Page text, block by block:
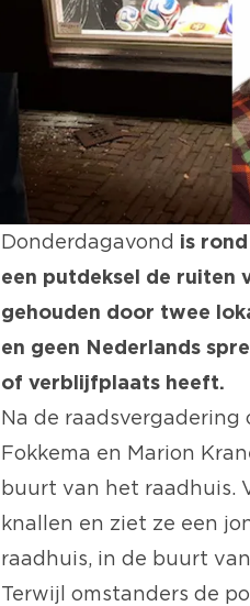
Donderdagavond is
een putdeksel de ruiten
gehouden door twee
en geen Nederlands
of verblijfplaats heeft.
Na de
Fokkema en Marion
buurt van het raadhuis.
knallen en ziet ze een
raadhuis, in de buurt
Terwijl omstanders de